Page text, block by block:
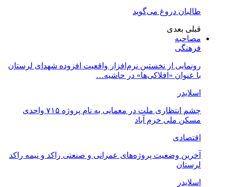
طالبان دروغ می‌گوید
قبلی بعدی
مصاحبه
فرهنگی
رونمایی از نخستین نرم‌افزار واقعیت افزوده شهدای لرستان
با عنوان «افلاکی‌ها» در حاشیه…
اسلایدر
چشم انتظاری ملت در معمایی به نام پروژه ۷۱۵ واحدی
مسکن ملی خرم آباد
اقتصادی
آخرین وضعیت پروژه‌های عمرانی و صنعتی راکد و نیمه راکد
لرستان
اسلایدر